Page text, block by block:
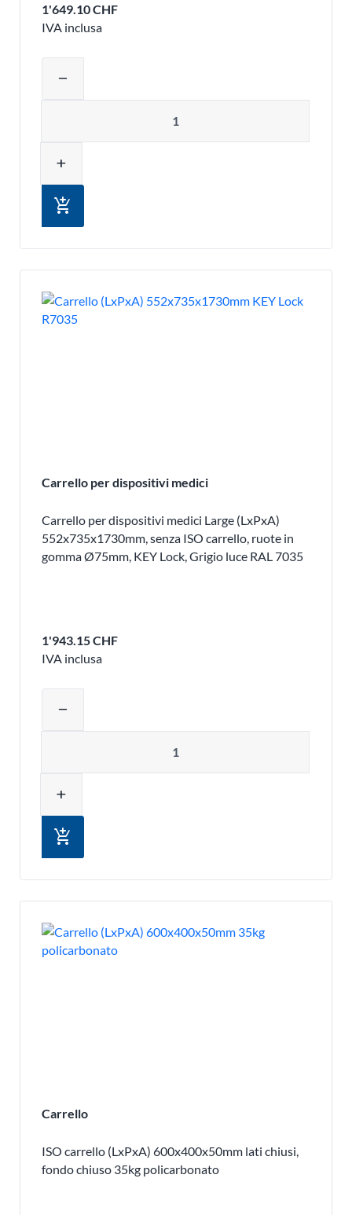
1'649.10 CHF
IVA inclusa
remove
add
add_shopping_cart
Carrello per dispositivi medici
Carrello per dispositivi medici Large (LxPxA)
552x735x1730mm, senza ISO carrello, ruote in
gomma Ø75mm, KEY Lock, Grigio luce RAL 7035
1'943.15 CHF
IVA inclusa
remove
add
add_shopping_cart
Carrello
ISO carrello (LxPxA) 600x400x50mm lati chiusi,
fondo chiuso 35kg policarbonato